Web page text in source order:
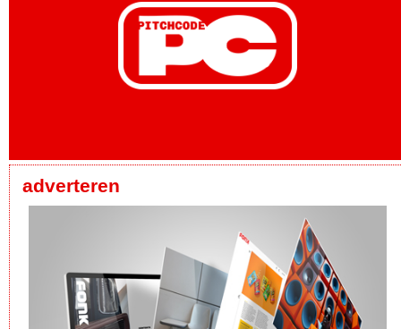
adverteren